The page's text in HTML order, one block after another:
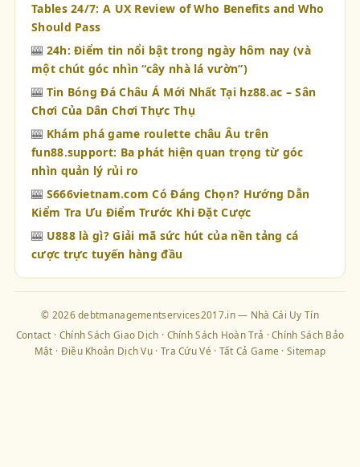
Tables 24/7: A UX Review of Who Benefits and Who
Should Pass
🎰 24h: Điểm tin nổi bật trong ngày hôm nay (và
một chút góc nhìn “cây nhà lá vườn”)
🎰 Tin Bóng Đá Châu Á Mới Nhất Tại hz88.ac – Sân
Chơi Của Dân Chơi Thực Thụ
🎰 Khám phá game roulette châu Âu trên
fun88.support: Ba phát hiện quan trọng từ góc
nhìn quản lý rủi ro
🎰 S666vietnam.com Có Đáng Chọn? Hướng Dẫn
Kiểm Tra Ưu Điểm Trước Khi Đặt Cược
🎰 U888 là gì? Giải mã sức hút của nền tảng cá
cược trực tuyến hàng đầu
© 2026 debtmanagementservices2017.in — Nhà Cái Uy Tín
Contact · Chính Sách Giao Dịch · Chính Sách Hoàn Trả ·Chính Sách Bảo
Mật · Điều Khoản Dịch Vụ · Tra Cứu Vé · Tất Cả Game ·Sitemap